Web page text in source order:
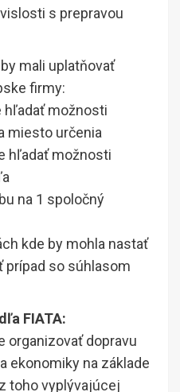
s prepravou
mali uplatňovať
firmy:
hľadať možnosti
miesto určenia
hľadať možnosti
na 1 spoločný
kde by mohla nastať
prípad so súhlasom
FIATA:
organizovať dopravu
ekonomiky na základe
toho vyplývajúcej